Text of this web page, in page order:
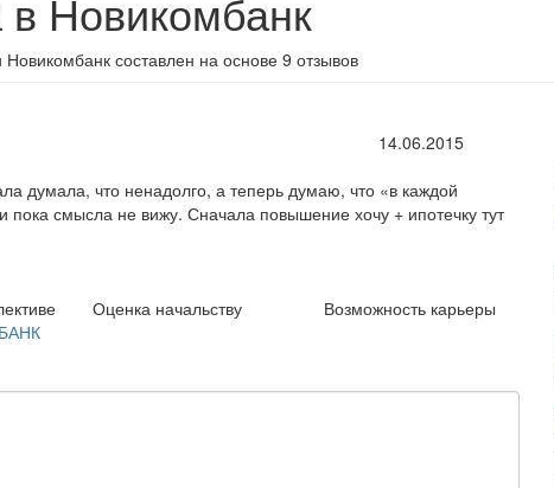
в Новикомбанк
Новикомбанк составлен на основе 9 отзывов
14.06.2015
думала, что ненадолго, а теперь думаю, что «в каждой
пока смысла не вижу. Сначала повышение хочу + ипотечку тут
Оценка начальству
Возможность карьеры